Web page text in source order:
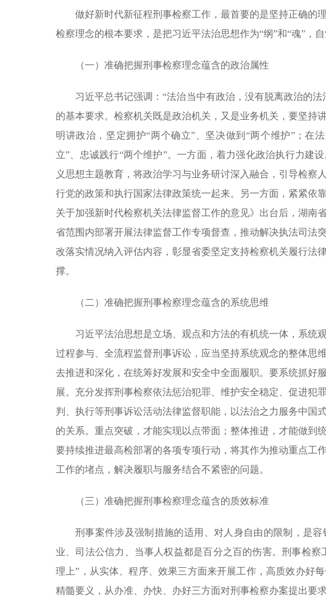
做好新时代新征程刑事检察工作，最首要的是坚持正确的
检察理念的根本要求，是把习近平法治思想作为“纲”和“魂”，
（一）准确把握刑事检察理念蕴含的政治属性
习近平总书记强调：“法治当中有政治，没有脱离政治的
的基本要求。检察机关既是政治机关，又是业务机关，要坚持
明讲政治，坚定拥护“两个确立”、坚决做到“两个维护”；在
立”、忠诚践行“两个维护”。一方面，着力强化政治执行力建
义思想主题教育，将政治学习与业务研讨深入融合，引导检察
行党的政策和执行国家法律政策统一起来。另一方面，紧紧依
关于加强新时代检察机关法律监督工作的意见》出台后，湖南
省范围内部署开展法律监督工作专项督查，推动解决执法司法
改落实情况纳入评估内容，彰显省委坚定支持检察机关履行法
撑。
（二）准确把握刑事检察理念蕴含的系统思维
习近平法治思想是立场、观点和方法的有机统一体，系统
过程参与、全流程监督刑事诉讼，应当坚持系统观念的整体思
去推进和深化，在统筹好发展和安全中全面履职。要系统抓好
展。充分发挥刑事检察依法惩治犯罪、维护安全稳定、促进犯
判、执行等刑事诉讼活动法律监督职能，以法治之力服务中国
的关系。重点突破，才能实现以点带面；整体推进，才能做到
要持续推进最高检部署的各项专项行动，将其作为推动重点工
工作的堵点，解决履职与服务结合不紧密的问题。
（三）准确把握刑事检察理念蕴含的质效标准
刑事案件涉及强制措施的适用、对人身自由的限制，是
业、司法公信力、当事人权益都是百分之百的伤害。刑事检
理上”，从实体、程序、效果三方面来开展工作，高质效办好
精髓要义，从办准、办快、办好三方面对刑事检察办案提出要求